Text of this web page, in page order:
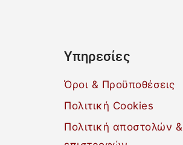
Υπηρεσίες
Όροι & Προϋποθέσεις
Πολιτική Cookies
Πολιτική αποστολών &